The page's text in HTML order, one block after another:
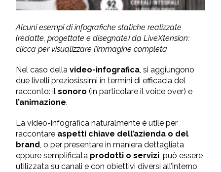
Alcuni esempi di infografiche statiche realizzate
(redatte, progettate e disegnate) da LiveXtension:
clicca per visualizzare l’immagine completa
Nel caso dellavideo-infografica, si aggiungono
due livelli preziosissimi in termini di efficacia del
racconto: ilsonoro (in particolare il voice over) e
l’animazione.
La video-infografica naturalmente è utile per
raccontare aspetti chiave dell’azienda o del
brand, o per presentare in maniera dettagliata
eppure semplificata prodotti o servizi, può essere
utilizzata su canali e con obiettivi diversi all’interno